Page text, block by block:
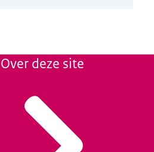
Over deze site